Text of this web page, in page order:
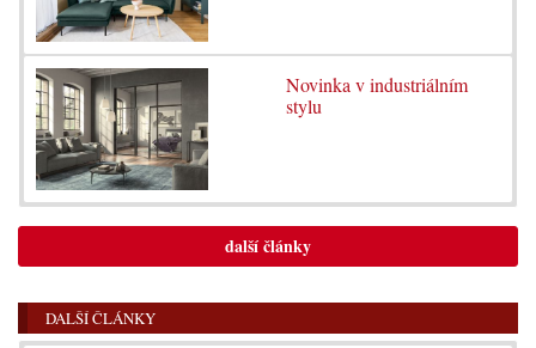
Novinka v industriálním
stylu
další články
DALŠÍ ČLÁNKY